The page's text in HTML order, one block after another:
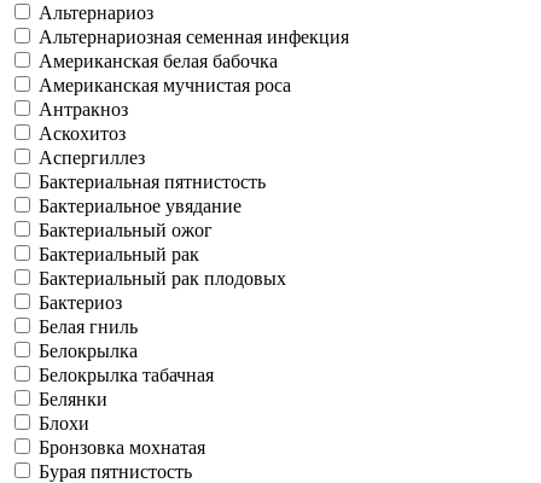
Альтернариоз
Альтернариозная семенная инфекция
Американская белая бабочка
Американская мучнистая роса
Антракноз
Аскохитоз
Аспергиллез
Бактериальная пятнистость
Бактериальное увядание
Бактериальный ожог
Бактериальный рак
Бактериальный рак плодовых
Бактериоз
Белая гниль
Белокрылка
Белокрылка табачная
Белянки
Блохи
Бронзовка мохнатая
Бурая пятнистость